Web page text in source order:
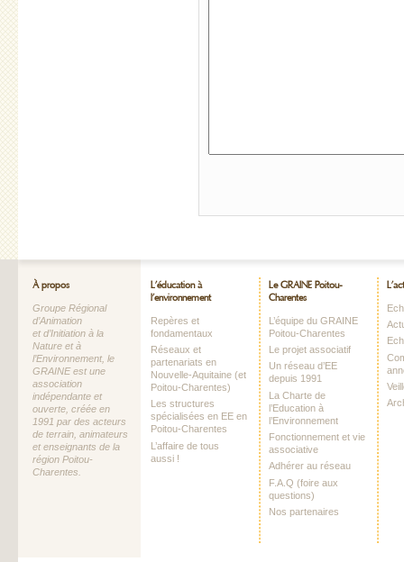
À propos
Groupe Régional
d’Animation
et d’Initiation à la
Nature et à
l’Environnement, le
GRAINE est une
association
indépendante et
ouverte, créée en
1991 par des acteurs
de terrain, animateurs
et enseignants de la
région Poitou-
Charentes.
L’éducation à
l’environnement
Repères et
fondamentaux
Réseaux et
partenariats en
Nouvelle-Aquitaine (et
Poitou-Charentes)
Les structures
spécialisées en EE en
Poitou-Charentes
L’affaire de tous
aussi !
Le GRAINE Poitou-
Charentes
L’équipe du GRAINE
Poitou-Charentes
Le projet associatif
Un réseau d’EE
depuis 1991
La Charte de
l’Education à
l’Environnement
Fonctionnement et vie
associative
Adhérer au réseau
F.A.Q (foire aux
questions)
Nos partenaires